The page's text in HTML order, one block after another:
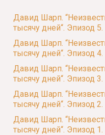
Давид Шарп.
тысячу дней“. Эпизод 5.
Давид Шарп.
тысячу дней“. Эпизод 4.
Давид Шарп.
тысячу дней“. Эпизод 3.
Давид Шарп.
тысячу дней“. Эпизод 2.
Давид Шарп.
тысячу дней“. Эпизод 1.